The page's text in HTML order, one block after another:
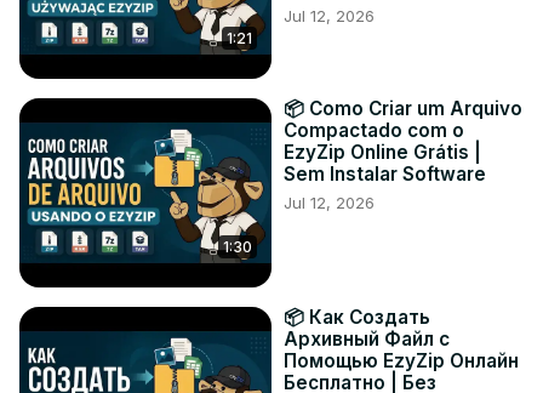
1:21
Jul 12, 2026
1:30
📦 Como Criar um Arquivo
Compactado com o
EzyZip Online Grátis |
Sem Instalar Software
Jul 12, 2026
📦 Как Создать
Архивный Файл с
Помощью EzyZip Онлайн
Бесплатно | Без